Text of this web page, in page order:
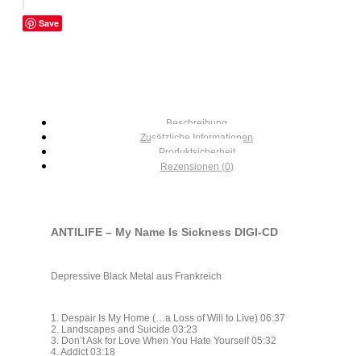
Save
Beschreibung
Zusätzliche Informationen
Produktsicherheit
Rezensionen (0)
ANTILIFE – My Name Is Sickness DIGI-CD
Depressive Black Metal aus Frankreich
1. Despair Is My Home (…a Loss of Will to Live) 06:37
2. Landscapes and Suicide 03:23
3. Don’t Ask for Love When You Hate Yourself 05:32
4. Addict 03:18